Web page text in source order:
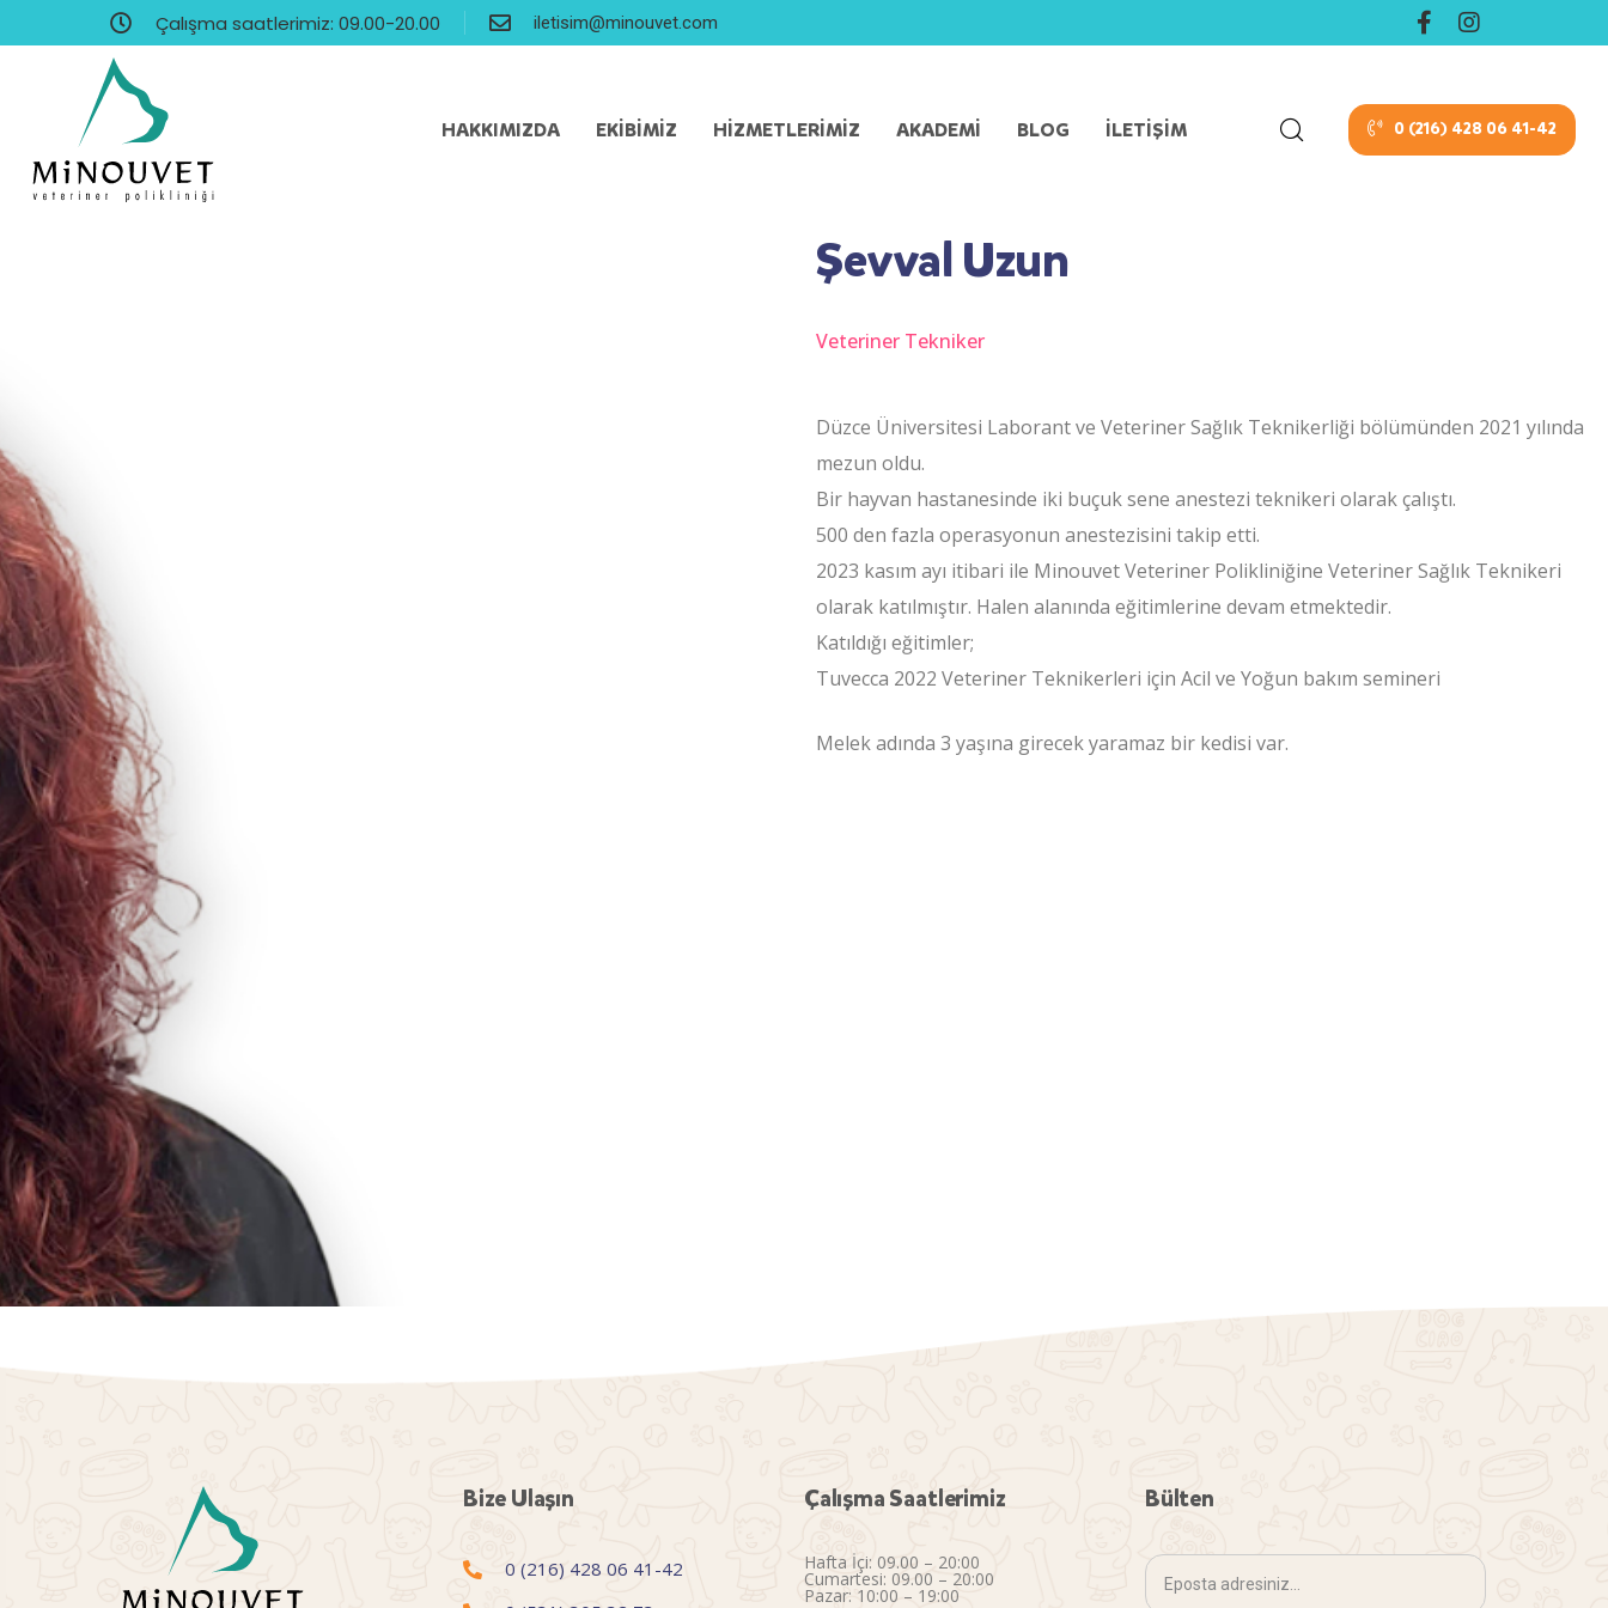
Çalışma saatlerimiz: 09.00-20.00 iletisim@minouvet.com
HAKKIMIZDA EKIBIMIZ HIZMETLERIMIZ AKADEMI BLOG İLETIŞIM 0 (216) 428 06 41-42
Şevval Uzun
Veteriner Tekniker
Düzce Üniversitesi Laborant ve Veteriner Sağlık Teknikerliği bölümünden 2021 yılında
mezun oldu.
Bir hayvan hastanesinde iki buçuk sene anestezi teknikeri olarak çalıştı.
500 den fazla operasyonun anestezisini takip etti.
2023 kasım ayı itibari ile Minouvet Veteriner Polikliniğine Veteriner Sağlık Teknikeri
olarak katılmıştır. Halen alanında eğitimlerine devam etmektedir.
Katıldığı eğitimler;
Tuvecca 2022 Veteriner Teknikerleri için Acil ve Yoğun bakım semineri
Melek adında 3 yaşına girecek yaramaz bir kedisi var.
Bize Ulaşın
0 (216) 428 06 41-42
Çalışma Saatlerimiz
Hafta İçi: 09.00 – 20:00
Cumartesi: 09.00 – 20:00
Pazar: 10:00 – 19:00
Bülten